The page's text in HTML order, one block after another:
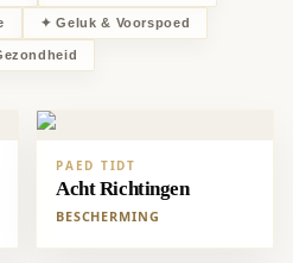
✦ Geluk & Voorspoed
PAED TIDT
Acht Richtingen
BESCHERMING